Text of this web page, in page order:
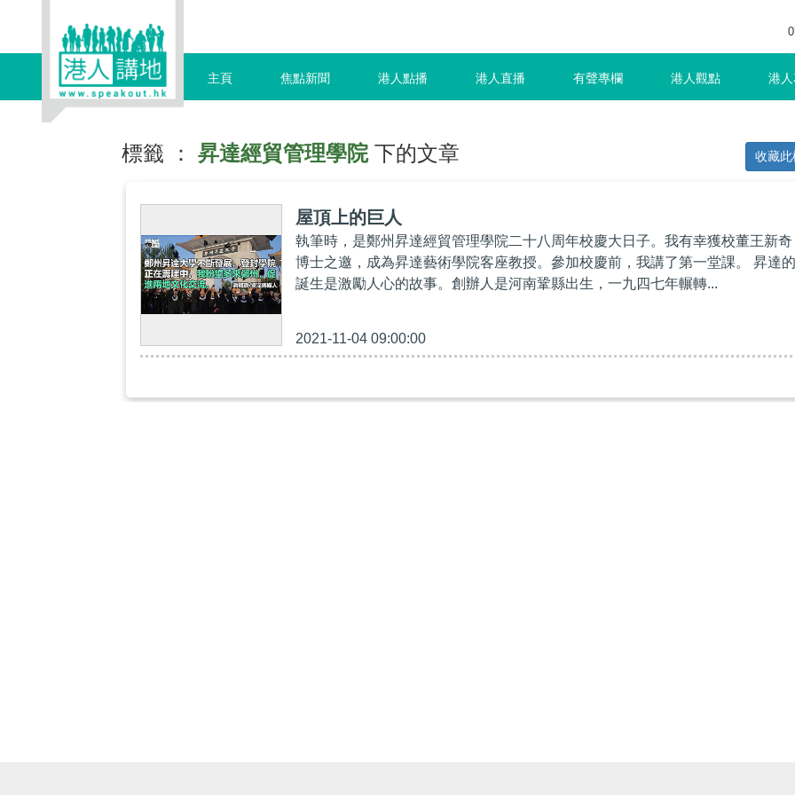
主頁 焦點新聞 港人點播 港人直播 有聲專欄 港人觀點 港
標籤 ： 昇達經貿管理學院下的文章 收藏此
屋頂上的巨人
執筆時，是鄭州昇達經貿管理學院二十八周年校慶大日子。我有幸獲校董王新奇
博士之邀，成為昇達藝術學院客座教授。參加校慶前，我講了第一堂課。 昇達的
誕生是激勵人心的故事。創辦人是河南鞏縣出生，一九四七年輾轉...
2021-11-04 09:00:00